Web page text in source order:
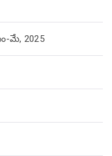
మే, 2025